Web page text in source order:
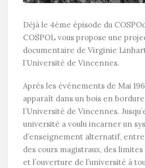
Déjà le 4ème épisode du
COSPOL vous propose une
documentaire de Virginie Linhart
l’Université de Vincennes.
Après les événements de Mai
apparaît dans un bois en
l’Université de Vincennes.
université a voulu incarner un
d’enseignement alternatif,
des cours magistraux, des limites
et l’ouverture de l’université à